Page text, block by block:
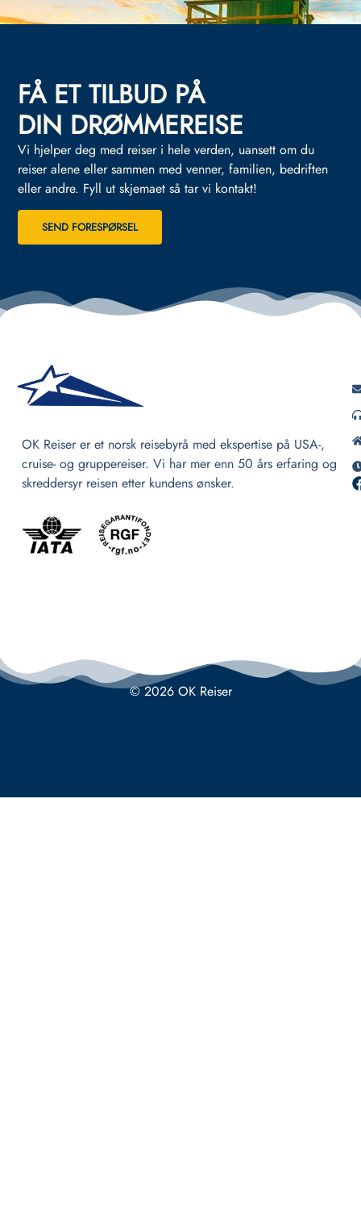
FÅ ET TILBUD PÅ
DIN DRØMMEREISE
Vi hjelper deg med reiser i hele verden, uansett om du
reiser alene eller sammen med venner, familien, bedriften
eller andre. Fyll ut skjemaet så tar vi kontakt!
SEND FORESPØRSEL
OK Reiser er et norsk reisebyrå med ekspertise på USA-,
cruise- og gruppereiser. Vi har mer enn 50 års erfaring og
skreddersyr reisen etter kundens ønsker.
© 2026 OK Reiser